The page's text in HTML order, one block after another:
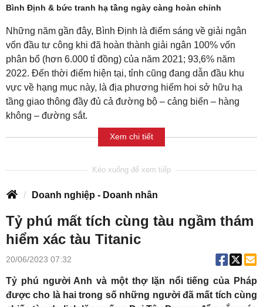
Bình Định & bức tranh hạ tầng ngày càng hoàn chỉnh
Những năm gần đây, Bình Định là điểm sáng về giải ngân
vốn đầu tư công khi đã hoàn thành giải ngân 100% vốn
phân bổ (hơn 6.000 tỉ đồng) của năm 2021; 93,6% năm
2022. Đến thời điểm hiện tại, tỉnh cũng đang dẫn đầu khu
vực về hạng mục này, là địa phương hiếm hoi sở hữu hạ
tầng giao thông đầy đủ cả đường bộ – cảng biển – hàng
không – đường sắt.
Xem chi tiết
Doanh nghiệp - Doanh nhân
Tỷ phú mất tích cùng tàu ngầm thám
hiểm xác tàu Titanic
20/06/2023 07:32
Tỷ phú người Anh và một thợ lặn nổi tiếng của Pháp
được cho là hai trong số những người đã mất tích cùng